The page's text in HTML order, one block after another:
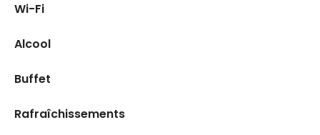
Wi-Fi
Alcool
Buffet
Rafraîchissements